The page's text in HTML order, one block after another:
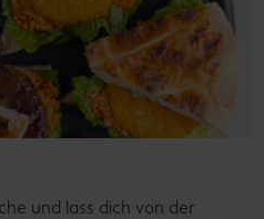
und lass dich von der